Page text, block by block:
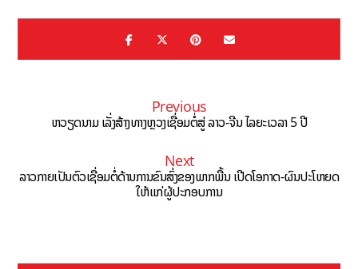
Previous
ຫວຽດນາມ ເລັ່ງສ້າງທາງຫຼວງເຊື່ອມຕໍ່ສູ່ ລາວ-ຈີນ ໄລຍະເວລາ 5 ປີ
Next
ລາວ​ກາຍ​ເປັນ​ຕົວ​ເຊື່ອມ​ຕໍ່​ດ້ານ​ການ​ຂົນ​ສົ່ງ​ຂອງ​ພາກ​ພື້ນ ເປີດໂອກາດ-ຜົນ​ປະໂຫຍດ​
ໃຫ້​ແກ່​ຜູ້​ປະ​ກອບການ